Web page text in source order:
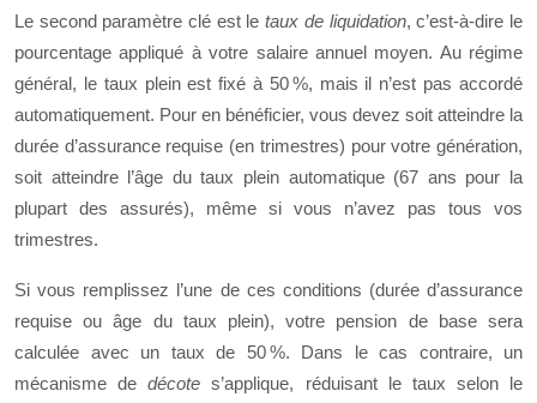
Le second paramètre clé est letaux de liquidation, c’est‑à‑dire le
pourcentage appliqué à votre salaire annuel moyen. Au régime
général, le taux plein est fixé à 50 %, mais il n’est pas accordé
automatiquement. Pour en bénéficier, vous devez soit atteindre la
durée d’assurance requise (en trimestres) pour votre génération,
soit atteindre l’âge du taux plein automatique (67 ans pour la
plupart des assurés), même si vous n’avez pas tous vos
trimestres.
Si vous remplissez l’une de ces conditions (durée d’assurance
requise ou âge du taux plein), votre pension de base sera
calculée avec un taux de 50 %. Dans le cas contraire, un
mécanisme dedécote s’applique, réduisant le taux selon le